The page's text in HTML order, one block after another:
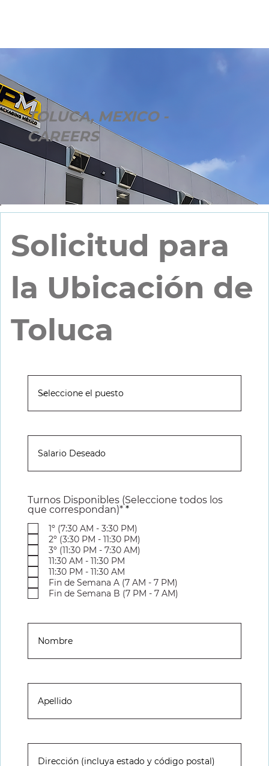
TOLUCA, MEXICO -
CAREERS
Solicitud para
la Ubicación de
Toluca
Turnos Disponibles (Seleccione todos los
que correspondan)* *R
q
u
i
d
1º (7:30 AM - 3:30 PM)
2º (3:30 PM - 11:30 PM)
3º (11:30 PM - 7:30 AM)
11:30 AM - 11:30 PM
11:30 PM - 11:30 AM
Fin de Semana A (7 AM - 7 PM)
Fin de Semana B (7 PM - 7 AM)